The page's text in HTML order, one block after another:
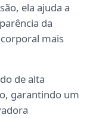
ela ajuda a
da
mais
de alta
garantindo um